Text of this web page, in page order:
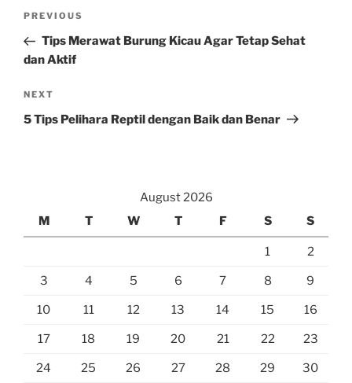
Previous
Post
PREVIOUS
Tips Merawat Burung Kicau Agar Tetap Sehat
dan Aktif
Next
Post
NEXT
5 Tips Pelihara Reptil dengan Baik dan Benar
August 2026
M
T W T F S S
1 2
3 4 5 6 7 8 9
10 11 12 13 14 15 16
17 18 19 20 21 22 23
24 25 26 27 28 29 30